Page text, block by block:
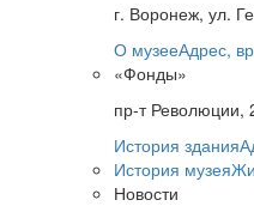
г. Воронеж, ул.
О музееАдрес,
«Фонды»
пр-т Революции,
История здания
История музея
Новости